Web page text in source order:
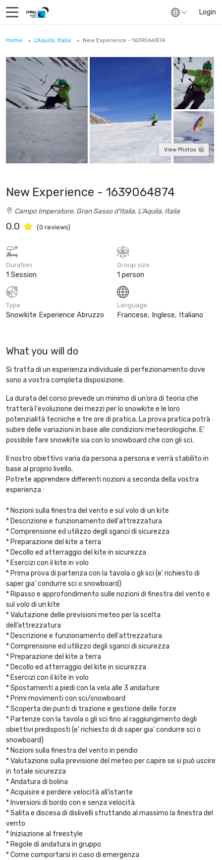
Login
Home L'Aquila, Italia New Experience - 1639064874
View Photos
New Experience - 1639064874
Campo Imperatore, Gran Sasso d'Italia, L'Aquila, Italia
0.0 (0 reviews)
Duration
1 Session
Group size
1 person
Type
Snowkite Experience Abruzzo
Language
Francese, Inglese, Italiano
What you will do
Si tratta di un esperienza individuale di perfezionamento dove
sono a vostra completa disposizione.
La durata del corso prevede un minimo di un’ora di teoria che
tratterà l'evoluzione dei mezzi per lo snowkite e le loro
potenzialità tecniche e tre ore di pratica. La prova pratica potrà
subire delle variazioni in base alle condizioni meteorologiche. E'
possibile fare snowkite sia con lo snowboard che con gli sci.
Il nostro obiettivo varia da persona a persona e verrà stabilito in
base al proprio livello.
Potrete apprendere differenti nozioni a seconda della vostra
esperienza :
* Nozioni sulla finestra del vento e sul volo di un kite
* Descrizione e funzionamento dell'attrezzatura
* Comprensione ed utilizzo degli sganci di sicurezza
* Preparazione del kite a terra
* Decollo ed atterraggio del kite in sicurezza
* Esercizi con il kite in volo
* Prima prova di partenza con la tavola o gli sci (e' richiesto di
saper gia' condurre sci o snowboard)
* Ripasso e approfondimento sulle nozioni di finestra del vento e
sul volo di un kite
* Valutazione delle previsioni meteo per la scelta
dell’attrezzatura
* Descrizione e funzionamento dell'attrezzatura
* Comprensione ed utilizzo degli sganci di sicurezza
* Preparazione del kite a terra
* Decollo ed atterraggio del kite in sicurezza
* Esercizi con il kite in volo
* Spostamenti a piedi con la vela alle 3 andature
* Primi movimenti con sci/snowboard
* Scoperta dei punti di trazione e gestione delle forze
* Partenze con la tavola o gli sci fino al raggiungimento degli
obiettivi predisposti (e' richiesto di di saper gia' condurre sci o
snowboard)
* Nozioni sulla finestra del vento in pendio
* Valutazione sulla previsione del meteo per capire se si può uscire
in totale sicurezza
* Andatura di bolina
* Acquisire e perdere velocità all’istante
* Inversioni di bordo con e senza velocità
* Salita e discesa di dislivelli sfruttando al massimo la finestra del
vento
* Iniziazione al freestyle
* Regole di andatura in gruppo
* Come comportarsi in caso di emergenza